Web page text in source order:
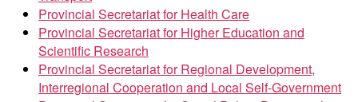
Provincial Secretariat for Health Care
Provincial Secretariat for Higher Education and
Scientific Research
Provincial Secretariat for Regional Development,
Interregional Cooperation and Local Self-Government